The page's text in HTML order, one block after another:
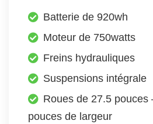
Batterie de 920wh
Moteur de 750watts
Freins hydrauliques
Suspensions intégrale
Roues de 27.5 pouces
pouces de largeur